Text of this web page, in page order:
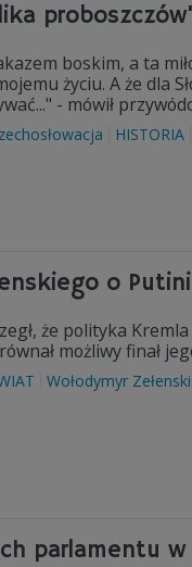
boskim, a ta
życiu. A że dla
- mówił
HISTORIA
o
że polityka
możliwy finał
Wołodymyr Zełenski
parlamentu